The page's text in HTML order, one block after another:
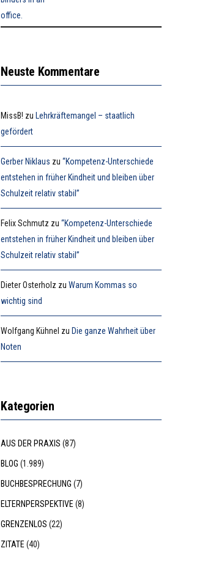
Neuste Kommentare
MissB! zu Lehrkräftemangel – staatlich
gefördert
Gerber Niklaus zu“Kompetenz-Unterschiede
entstehen in früher Kindheit und bleiben über
Schulzeit relativ stabil”
Felix Schmutz zu“Kompetenz-Unterschiede
entstehen in früher Kindheit und bleiben über
Schulzeit relativ stabil”
Dieter Osterholz zuWarum Kommas so
wichtig sind
Wolfgang Kühnel zu Die ganze Wahrheit über
Noten
Kategorien
AUS DER PRAXIS (87)
BLOG (1.989)
BUCHBESPRECHUNG (7)
ELTERNPERSPEKTIVE(8)
GRENZENLOS (22)
ZITATE(40)